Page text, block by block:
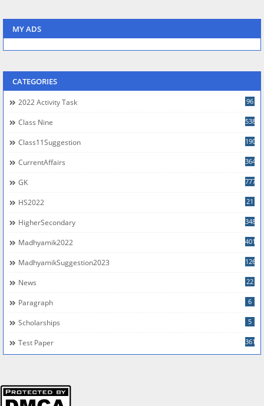
MY ADS
CATEGORIES
2022 Activity Task 96
Class Nine 538
Class11Suggestion 190
CurrentAffairs 364
GK 777
HS2022 21
HigherSecondary 348
Madhyamik2022 401
MadhyamikSuggestion2023 126
News 22
Paragraph 6
Scholarships 5
Test Paper 361